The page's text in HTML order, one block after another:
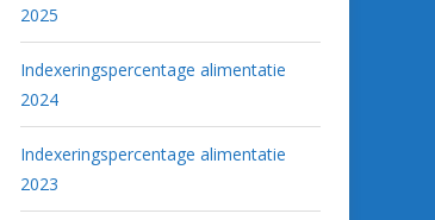
2025
Indexeringspercentage alimentatie
2024
Indexeringspercentage alimentatie
2023